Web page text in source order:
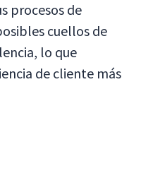
procesos de
cuellos de
lo que
de cliente más